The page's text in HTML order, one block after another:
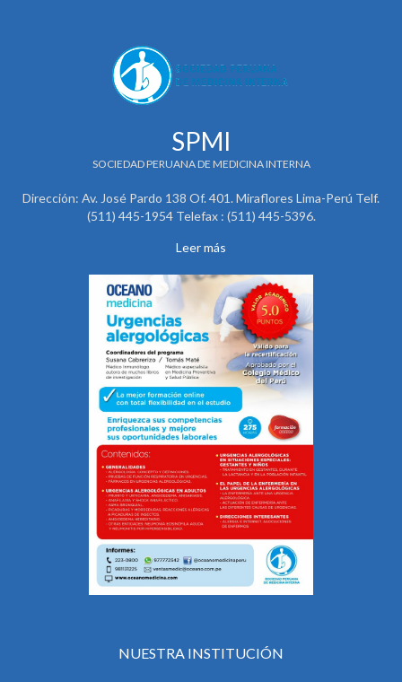
SPMI
SOCIEDAD PERUANA DE MEDICINA INTERNA
Dirección: Av. José Pardo 138 Of. 401. Miraflores Lima-Perú Telf.
(511) 445-1954 Telefax : (511) 445-5396.
Leer más
NUESTRA INSTITUCIÓN